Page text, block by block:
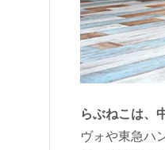
らぶねこは、
ヴォや東急ハ